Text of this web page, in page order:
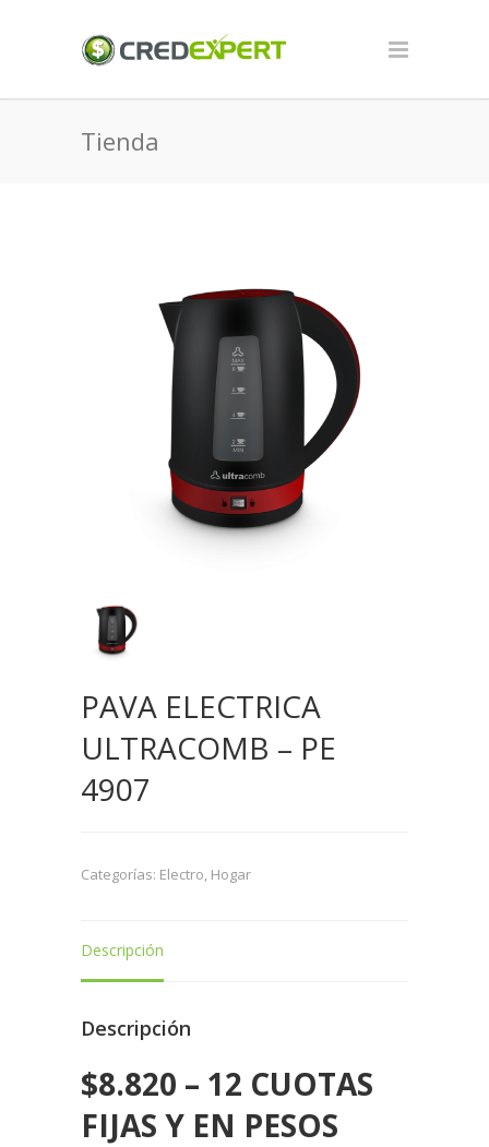
Tienda
PAVA ELECTRICA
ULTRACOMB – PE
4907
Categorías: Electro, Hogar
Descripción
Descripción
$8.820 – 12 CUOTAS
FIJAS Y EN PESOS